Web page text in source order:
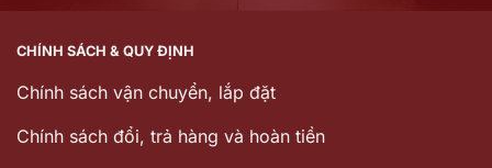
CHÍNH SÁCH & QUY ĐỊNH
Chính sách vận chuyển, lắp đặt
Chính sách đổi, trả hàng và hoàn tiền